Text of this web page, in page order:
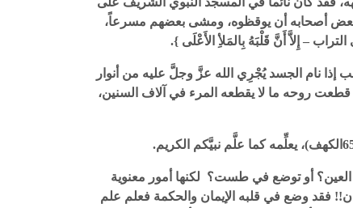
بعض أصحابه أن يوقظوه، ومشى بعضهم مسرعاً،
– إِلاَّ أَنَّ قَلْبَهُ بِالمَلأِ الأَعْلَى }.
إذا نام الجسد يُجْرِي الله عزَّ وجلَّ عليه من أنوار
روحه ما لا يقطعه المرء في آلاف السنين،
العين؟ أو توضع في طست؟ لكنها أمور معنوية
فقد وضع في قلبه الإيمان والحكمة فعلم علم